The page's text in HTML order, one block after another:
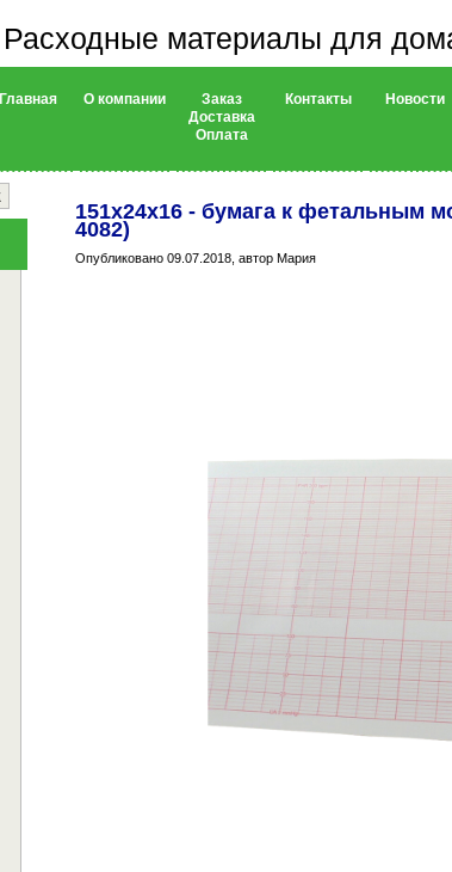
Расходные материалы для
Главная О компании
Заказ
Доставка
Оплата
Контакты Новости
151х24х16 - бумага к фетальным
4082)
Опубликовано 09.07.2018, автор Мария